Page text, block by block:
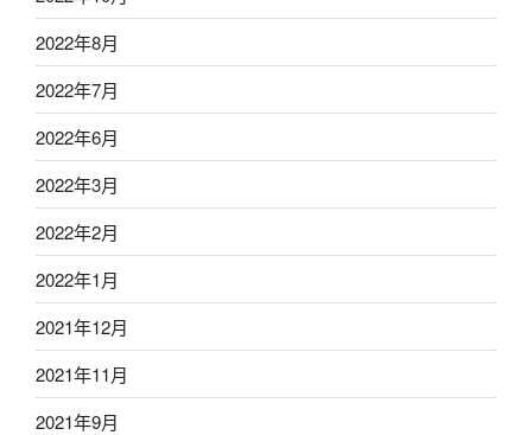
2022年8月
2022年7月
2022年6月
2022年3月
2022年2月
2022年1月
2021年12月
2021年11月
2021年9月